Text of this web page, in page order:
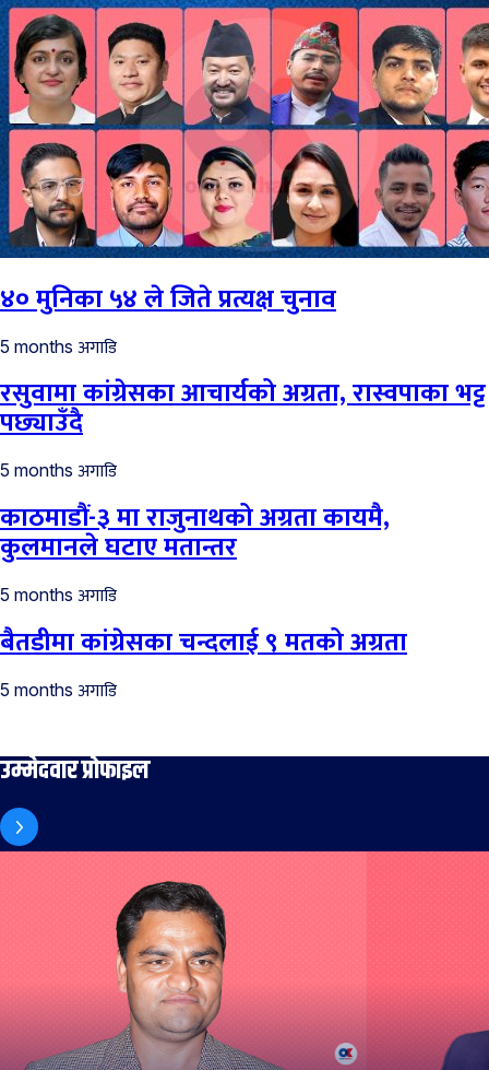
४० मुनिका ५४ ले जिते प्रत्यक्ष चुनाव
5 months अगाडि
रसुवामा कांग्रेसका आचार्यको अग्रता, रास्वपाका भट्ट
पछ्याउँदै
5 months अगाडि
काठमाडौं-३ मा राजुनाथको अग्रता कायमै,
कुलमानले घटाए मतान्तर
5 months अगाडि
बैतडीमा कांग्रेसका चन्दलाई ९ मतको अग्रता
5 months अगाडि
उम्मेदवार प्रोफाइल